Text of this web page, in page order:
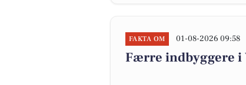
FAKTA OM 01-08-2026 09:58
Færre indbyggere i